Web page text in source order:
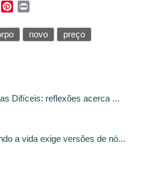
WhatsApp
Pinterest
novo preço
Difíceis: reflexões acerca ...
a vida exige versões de nó...